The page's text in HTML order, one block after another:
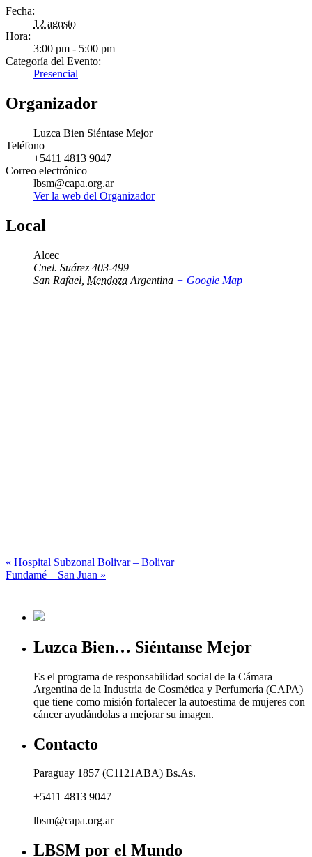
Fecha:
12 agosto
Hora:
3:00 pm - 5:00 pm
Categoría del Evento:
Presencial
Organizador
Luzca Bien Siéntase Mejor
Teléfono
+5411 4813 9047
Correo electrónico
lbsm@capa.org.ar
Ver la web del Organizador
Local
Alcec
Cnel. Suárez 403-499
San Rafael Mendoza Argentina + Google Map
« Hospital Subzonal Bolivar – Bolivar
Fundamé – San Juan »
Luzca Bien… Siéntanse Mejor
Es el programa de responsabilidad social de la Cámara
Argentina de la Industria de Cosmética y Perfumería (CAPA)
que tiene como misión fortalecer la autoestima de mujeres con
cáncer ayudándolas a mejorar su imagen.
Contacto
Paraguay 1857 (C1121ABA) Bs.As.
+5411 4813 9047
lbsm@capa.org.ar
LBSM por el Mundo